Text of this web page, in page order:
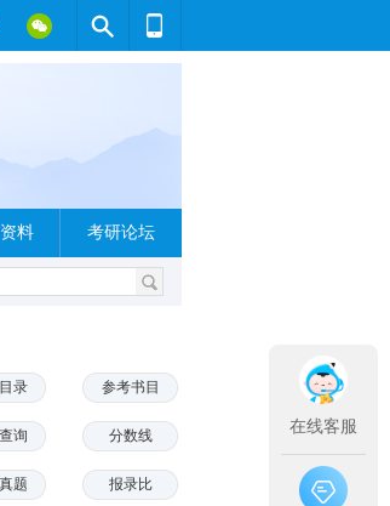
料 考研论坛
录 参考书目
询 分数线
题 报录比
在线客服